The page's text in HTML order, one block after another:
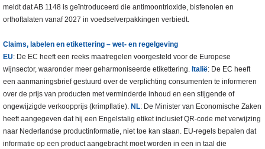
meldt dat AB 1148 is geïntroduceerd die antimoontrioxide, bisfenolen en
orthoftalaten vanaf 2027 in voedselverpakkingen verbiedt.
Claims, labelen en etikettering – wet- en regelgeving
EU: De EC heeft een reeks maatregelen voorgesteld voor de Europese
wijnsector, waaronder meer geharmoniseerde etikettering. Italië: De EC heeft
een aanmaningsbrief gestuurd over de verplichting consumenten te informeren
over de prijs van producten met verminderde inhoud en een stijgende of
ongewijzigde verkoopprijs (krimpflatie). NL: De Minister van Economische Zaken
heeft aangegeven dat hij een Engelstalig etiket inclusief QR-code met verwijzing
naar Nederlandse productinformatie, niet toe kan staan. EU-regels bepalen dat
informatie op een product aangebracht moet worden in een in taal die